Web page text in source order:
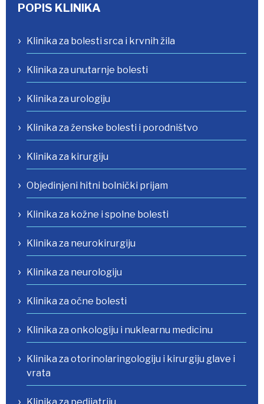
POPIS KLINIKA
Klinika za bolesti srca i krvnih žila
Klinika za unutarnje bolesti
Klinika za urologiju
Klinika za ženske bolesti i porodništvo
Klinika za kirurgiju
Objedinjeni hitni bolnički prijam
Klinika za kožne i spolne bolesti
Klinika za neurokirurgiju
Klinika za neurologiju
Klinika za očne bolesti
Klinika za onkologiju i nuklearnu medicinu
Klinika za otorinolaringologiju i kirurgiju glave i
vrata